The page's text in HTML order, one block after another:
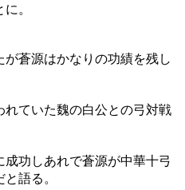
。
蒼源はかなりの功績を残し
ていた魏の白公との弓対戦
功しあれで蒼源が中華十弓
語る。